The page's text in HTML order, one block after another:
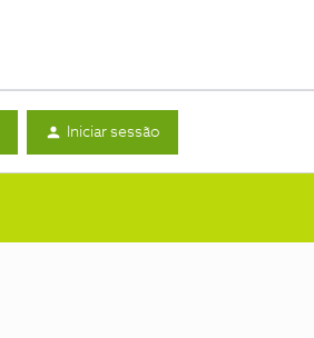
Iniciar sessão